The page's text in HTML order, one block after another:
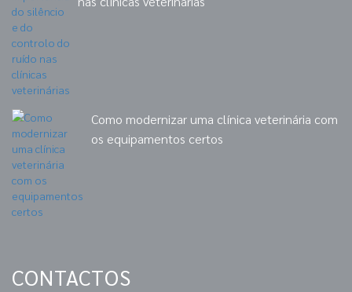
Como modernizar uma clínica veterinária com
os equipamentos certos
CONTACTOS